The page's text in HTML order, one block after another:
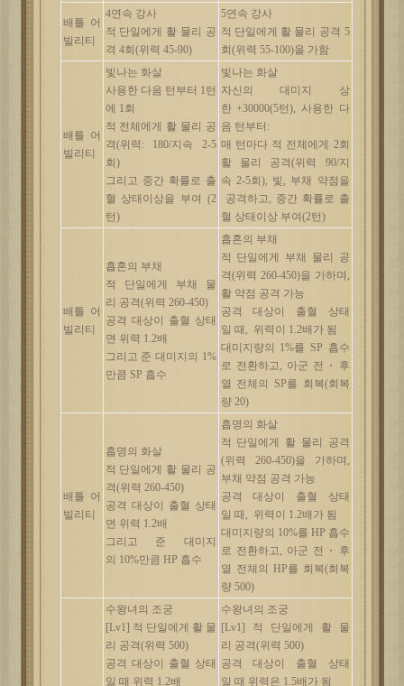
배틀 어
빌리티
4연속 강사
적 단일에게 활 물리 공
격 4회(위력 45-90)
5연속 강사
적 단일에게 활 물리 공격 5
회(위력 55-100)을 가함
배틀 어
빌리티
빛나는 화살
사용한 다음 턴부터 1 턴
에 1 회
적 전체에게 활 물리 공
격(위력 : 180/지속
2-5
회)
그리고 중간 확률로 출
혈 상태이상을 부여 (2
턴)
빛나는 화살
자신의
대미지
상
한 +30000(5턴), 사용한 다
음 턴부터 :
매 턴마다 적 전체에게 2회
활
물리 공격(위력 90/지
속 2-5회), 빛 부채
약점을
공격하고
중간 확률로 출
혈 상태이상 부여(2턴)
배틀 어
빌리티
흡혼의 부채
적
단일에게 부채
물
리 공격(위력 260-450)
공격 대상이 출혈 상태
면 위력 1.2배
그리고 준 대미지의 1%
만큼 SP 흡수
흡혼의 부채
적 단일에게 부채 물리
공
격(위력 260-450)을 가하며
활 약점 공격 가능
공격
대상이 출혈
상태
일 때 위력이 1.2배가 됨
대미지량의 1%를 SP 흡수
로 전환하고 아군 전 ・ 후
열 전체의 SP를 회복(회복
량 20)
배틀 어
빌리티
흡명의 화살
적 단일에게 활 물리 공
격(위력 260-450)
공격 대상이 출혈 상태
면 위력 1.2배
그리고
준
대미지
의 10%만큼 HP 흡수
흡명의 화살
적 단일에게 활 물리
공격
(위력 260-450)을 가하며
부채 약점 공격 가능
공격
대상이 출혈
상태
일 때 위력이 1.2배가 됨
대미지량의 10%를 HP 흡수
로 전환하고 아군 전 ・ 후
열 전체의 HP를 회복(회복
량 500)
수왕녀의 조궁
[Lv1] 적 단일에게 활 물
리 공격(위력 500)
공격 대상이 출혈 상태
일 때 위력 1.2배
수왕녀의 조궁
[Lv1] 적 단일에게 활
물
리 공격(위력 500)
공격
대상이 출혈
상태
일 때 위력은 1.5배가 됨